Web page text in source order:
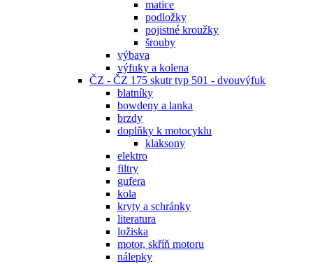
matice
podložky
pojistné kroužky
šrouby
výbava
výfuky a kolena
ČZ - ČZ 175 skutr typ 501 - dvouvýfuk
blatníky
bowdeny a lanka
brzdy
doplňky k motocyklu
klaksony
elektro
filtry
gufera
kola
kryty a schránky
literatura
ložiska
motor, skříň motoru
nálepky